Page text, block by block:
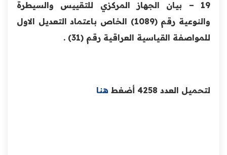
19 – بيان الجهاز المركزي للتقييس والسيطرة
والنوعية رقم (1089) الخاص باعتماد التعديل الاول
للمواصفة القياسية العراقية رقم (31) .
لتحميل العدد 4258 أضغط هنا